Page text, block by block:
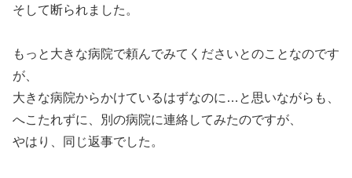
そして断られました。
もっと大きな病院で頼んでみてくださいとのことなのです
が、
大きな病院からかけているはずなのに…と思いながらも、
へこたれずに、別の病院に連絡してみたのですが、
やはり、同じ返事でした。